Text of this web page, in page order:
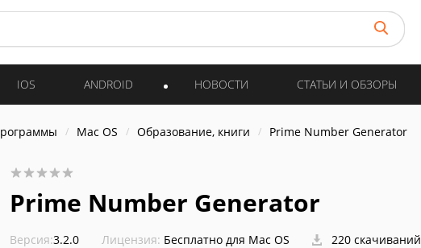
IOS ANDROID НОВОСТИ СТАТЬИ И ОБЗОРЫ
Mac OS Образование, книги Prime Number Generator
Prime Number Generator
Версия:3.2.0 Лицензия: Бесплатно для Mac OS 220 скачиваний